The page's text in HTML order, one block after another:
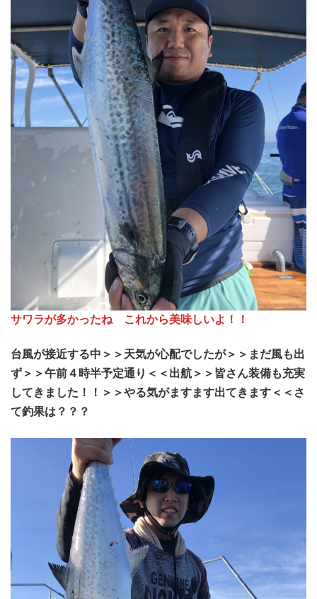
サワラが多かったね これから美味しいよ！！
台風が接近する中＞＞天気が心配でしたが＞＞まだ風も出
ず＞＞午前４時半予定通り＜＜出航＞＞皆さん装備も充実
してきました！！＞＞やる気がますます出てきます＜＜さ
て釣果は？？？